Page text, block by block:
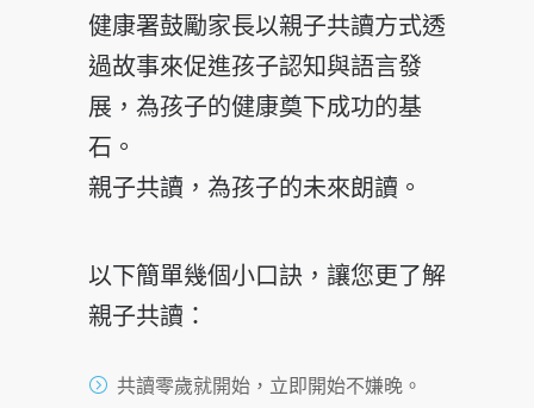
健康署鼓勵家長以親子共讀方式透
過故事來促進孩子認知與語言發
展，為孩子的健康奠下成功的基
石。
親子共讀，為孩子的未來朗讀。
以下簡單幾個小口訣，讓您更了解
親子共讀：
共讀零歲就開始，立即開始不嫌晚。